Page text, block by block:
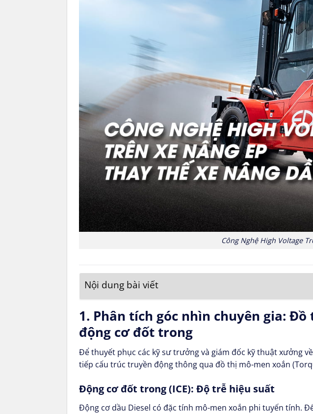
Công Nghệ High Voltage
Nội dung bài viết
1. Phân tích góc nhìn chuyên gia:
động cơ đốt trong
Để thuyết phục các kỹ sư trưởng và giám đốc kỹ thuật xưởng
tiếp cấu trúc truyền động thông qua đồ thị mô-men xoắn
Động cơ đốt trong (ICE): Độ trễ hiệu suất
Động cơ dầu Diesel có đặc tính mô-men xoắn phi tuyến tính.